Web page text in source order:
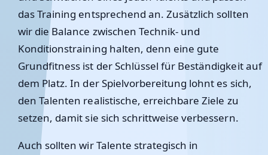
das Training entsprechend an. Zusätzlich sollten
wir die Balance zwischen Technik- und
Konditionstraining halten, denn eine gute
Grundfitness ist der Schlüssel für Beständigkeit auf
dem Platz. In der Spielvorbereitung lohnt es sich,
den Talenten realistische, erreichbare Ziele zu
setzen, damit sie sich schrittweise verbessern.
Auch sollten wir Talente strategisch in